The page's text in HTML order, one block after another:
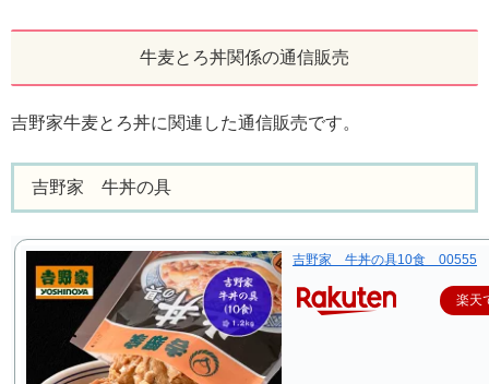
牛麦とろ丼関係の通信販売
吉野家牛麦とろ丼に関連した通信販売です。
吉野家 牛丼の具
吉野家 牛丼の具10食 00555
楽天